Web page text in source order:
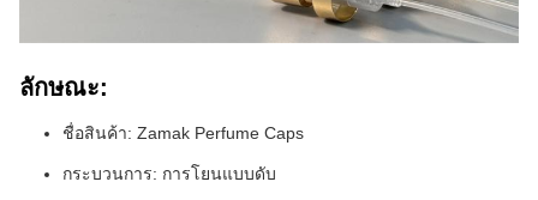
ลักษณะ:
ชื่อสินค้า: Zamak Perfume Caps
กระบวนการ: การโยนแบบดับ